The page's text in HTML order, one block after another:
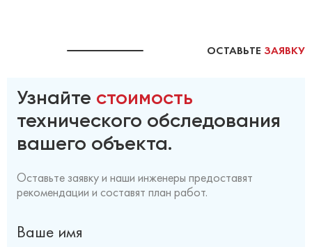
ОСТАВЬТЕ ЗАЯВКУ
Узнайте стоимость
технического обследования
вашего объекта.
Оставьте заявку и наши инженеры предоставят
рекомендации и составят план работ.
Ваше имя